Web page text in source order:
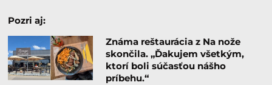
Pozri aj:
Známa reštaurácia z Na nože
skončila. „Ďakujem všetkým,
ktorí boli súčasťou nášho
príbehu.“